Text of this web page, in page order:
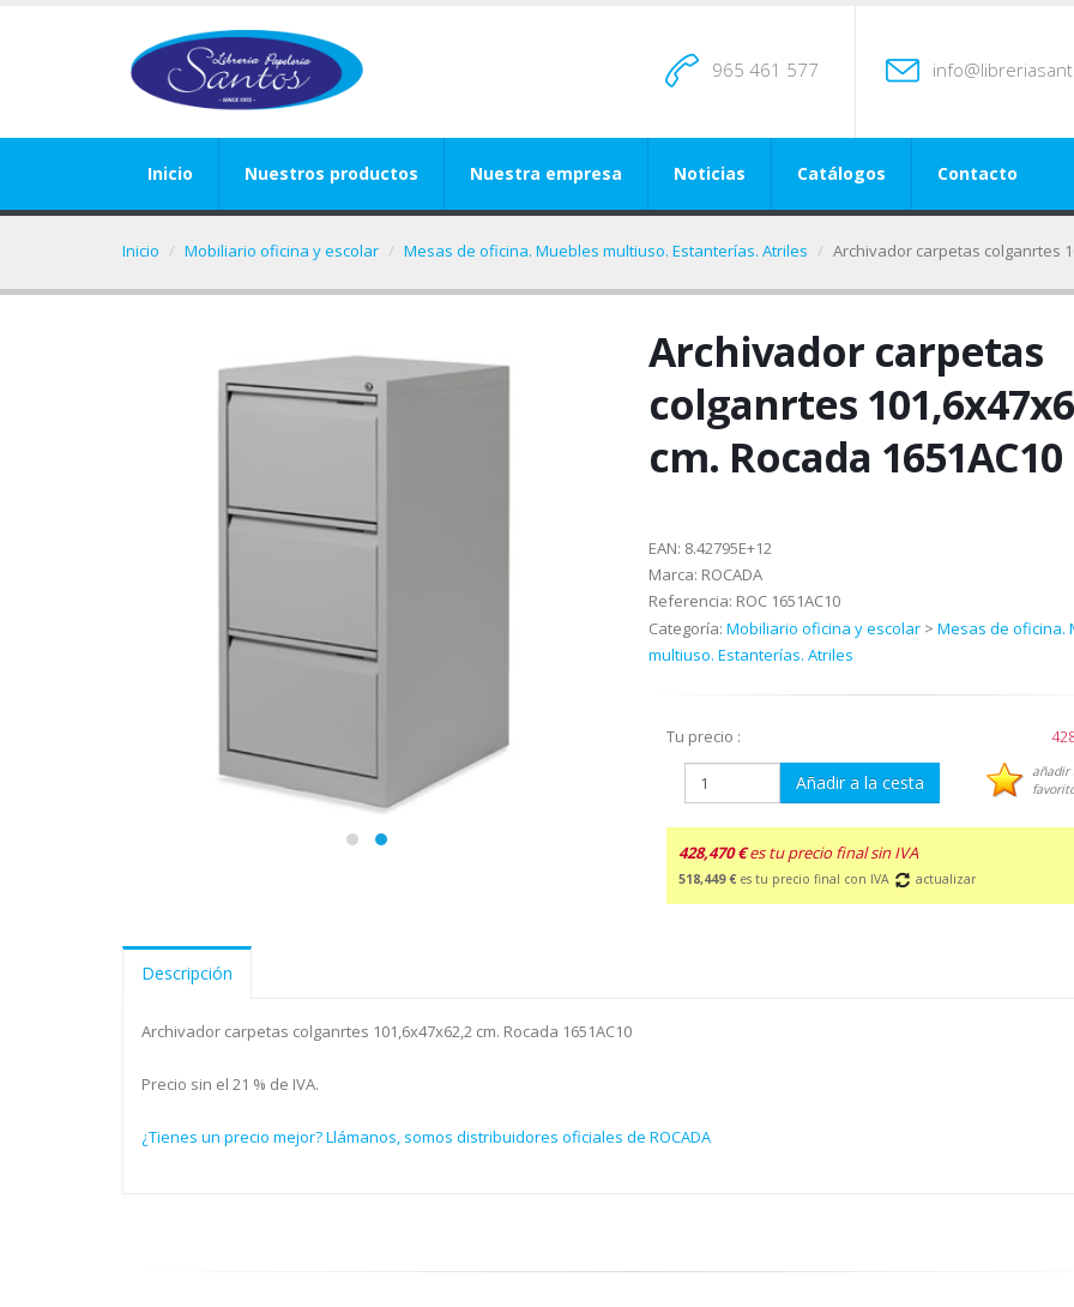
965 461 577
Inicio Nuestros productos Nuestra empresa Noticias Catálogos Contacto
Inicio Mobiliario oficina y escolar Mesas de oficina. Muebles multiuso. Estanterías. Atriles Archivador carpetas colganrtes
Archivador carpetas
colganrtes
cm. Rocada 1651AC10
EAN: 8.42795E+12
Marca: ROCADA
Referencia: ROC 1651AC10
Categoría: Mobiliario oficina y escolar> Mesas de oficina.
multiuso. Estanterías. Atriles
Tu precio :
Añadir a la cesta
añadir
428,470 €es tu precio final sin IVA
518,449 € es tu precio final con IVA actualizar
Descripción
Archivador carpetas colganrtes 101,6x47x62,2 cm. Rocada 1651AC10
Precio sin el 21 % de IVA.
¿Tienes un precio mejor? Llámanos, somos distribuidores oficiales de ROCADA